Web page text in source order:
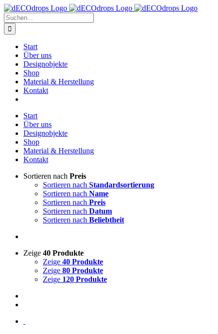
Zum
Inhalt
springen
Suche
nach:
Start
Über uns
Designobjekte
Shop
Material & Herstellung
Kontakt
Start
Über uns
Designobjekte
Shop
Material & Herstellung
Kontakt
Sortieren nach Preis
Sortieren nach Standardsortierung
Sortieren nach Name
Sortieren nach Preis
Sortieren nach Datum
Sortieren nach Beliebtheit
Zeige 40 Produkte
Zeige 40 Produkte
Zeige 80 Produkte
Zeige 120 Produkte